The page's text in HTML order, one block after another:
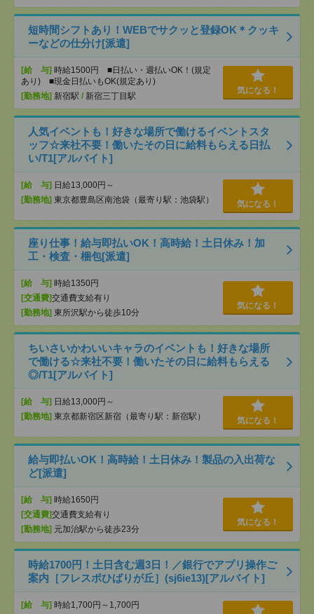
短時間シフトあり！WEBでサクッと登録OK＊クッキ
ーなどの仕分け[派遣]
[給 与] 時給1500円 ■日払い・週払いOK！(規定
あり) ■現金日払いもOK(規定あり)
[勤務地] 新宿駅 / 新宿三丁目駅
気になる！
人気イベントも！好きな場所で働けるイベントスタ
ッフ☆来社不要！働いたその日に給料もらえる日払
い/T1[アルバイト]
[給 与] 日給13,000円～
[勤務地] 東京都豊島区南池袋（最寄り駅：池袋駅） 気になる！
座り仕事！給与即払いOK！高時給！土日休み！加
工・検査・梱包[派遣]
[給 与] 時給1350円
[交通費]交通費支給有り
[勤務地] 東所沢駅から徒歩10分
気になる！
ちいさいかわいいキャラのイベントも！好きな場所
で働ける☆来社不要！働いたその日に給料もらえる
◎/T1[アルバイト]
[給 与] 日給13,000円～
[勤務地] 東京都新宿区新宿（最寄り駅：新宿駅） 気になる！
給与即払いOK！高時給！土日休み！製品の入出荷な
ど[派遣]
[給 与] 時給1650円
[交通費]交通費支給有り
[勤務地] 元加治駅から徒歩23分
気になる！
時給1700円！土日含む週3日！／銀行でアプリ操作ご
案内［フレスポひばりが丘］(sj6ie13)[アルバイト]
[給 与] 時給1,700円～1,700円